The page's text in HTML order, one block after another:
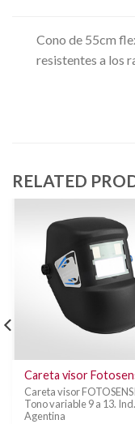
Cono de 55cm
resistentes a los
RELATED
Careta visor
Careta visor
Tono variable 9 a 13. Ind.
Agentina